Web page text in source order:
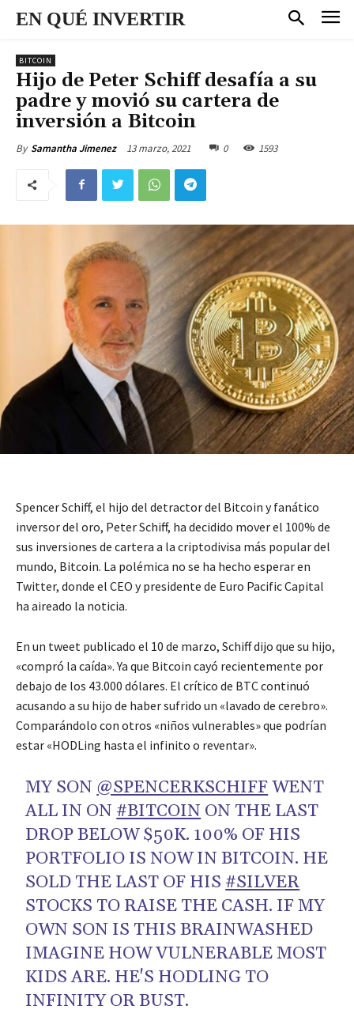
EN QUÉ INVERTIR
BITCOIN
Hijo de Peter Schiff desafía a su
padre y movió su cartera de
inversión a Bitcoin
By Samantha Jimenez 13 marzo, 2021 0 1593
Spencer Schiff, el hijo del detractor del Bitcoin y fanático
inversor del oro, Peter Schiff, ha decidido mover el 100% de
sus inversiones de cartera a la criptodivisa más popular del
mundo, Bitcoin. La polémica no se ha hecho esperar en
Twitter, donde el CEO y presidente de Euro Pacific Capital
ha aireado la noticia.
En un tweet publicado el 10 de marzo, Schiff dijo que su hijo,
«compró la caída». Ya que Bitcoin cayó recientemente por
debajo de los 43.000 dólares. El crítico de BTC continuó
acusando a su hijo de haber sufrido un «lavado de cerebro».
Comparándolo con otros «niños vulnerables» que podrían
estar «HODLing hasta el infinito o reventar».
MY SON @SPENCERKSCHIFFWENT
ALL IN ON #BITCOIN ON THE LAST
DROP BELOW $50K. 100% OF HIS
PORTFOLIO IS NOW IN BITCOIN. HE
SOLD THE LAST OF HIS #SILVER
STOCKS TO RAISE THE CASH. IF MY
OWN SON IS THIS BRAINWASHED
IMAGINE HOW VULNERABLE MOST
KIDS ARE. HE'S HODLING TO
INFINITY OR BUST.